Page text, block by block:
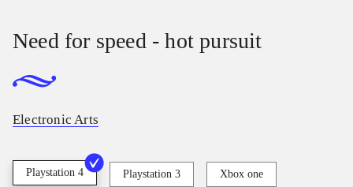
Need for speed - hot pursuit
Electronic Arts
Playstation 4 Playstation 3 Xbox one